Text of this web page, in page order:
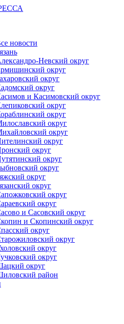
новости
Невский округ
округ
округ
округ
и Касимовский округ
округ
округ
округ
округ
округ
округ
округ
округ
округ
округ
округ
округ
и Сасовский округ
и Скопинский округ
округ
округ
округ
округ
округ
район